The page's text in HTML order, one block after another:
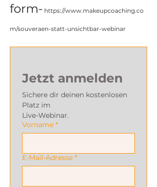
form- https://www.makeupcoaching.co
m/souveraen-statt-unsichtbar-webinar
Jetzt anmelden
Sichere dir deinen kostenlosen
Live-Webinar.
Vorname *
E-Mail-Adresse *